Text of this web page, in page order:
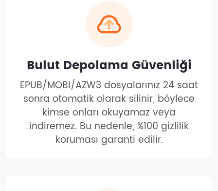
Bulut Depolama Güvenliği
EPUB/MOBI/AZW3 dosyalarınız 24 saat
sonra otomatik olarak silinir, böylece
kimse onları okuyamaz veya
indiremez. Bu nedenle, %100 gizlilik
koruması garanti edilir.